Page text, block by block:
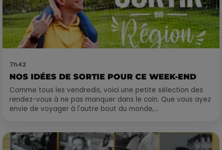
7h42
NOS IDÉES DE SORTIE POUR CE WEEK-END
Comme tous les vendredis, voici une petite sélection des
rendez-vous à ne pas manquer dans le coin. Que vous ayez
envie de voyager à l'autre bout du monde,...